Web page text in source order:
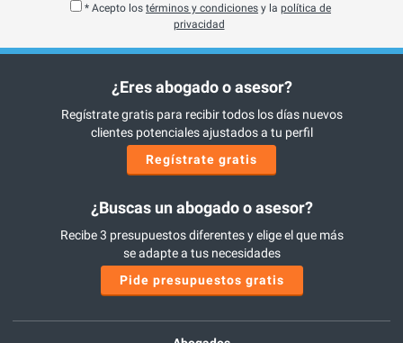
* Acepto los términos y condiciones y la política de
privacidad
¿Eres abogado o asesor?
Regístrate gratis para recibir todos los días nuevos
clientes potenciales ajustados a tu perfil
Regístrate gratis
¿Buscas un abogado o asesor?
Recibe 3 presupuestos diferentes y elige el que más
se adapte a tus necesidades
Pide presupuestos gratis